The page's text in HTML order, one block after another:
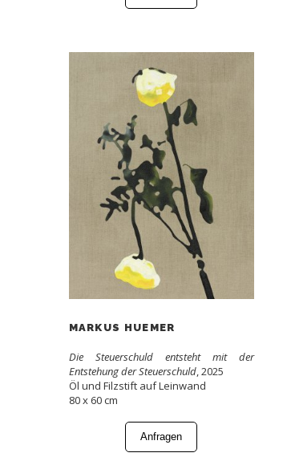
MARKUS HUEMER
Die Steuerschuld entsteht mit der
Entstehung der Steuerschuld, 2025
Öl und Filzstift auf Leinwand
80 x 60 cm
Anfragen